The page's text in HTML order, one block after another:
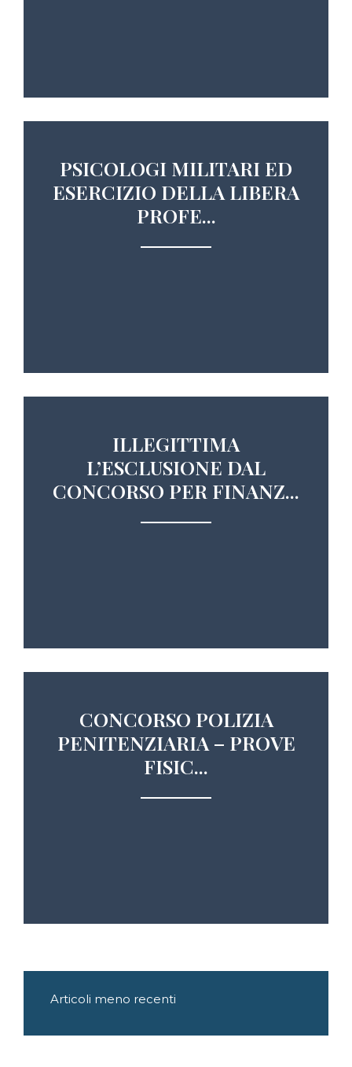
PSICOLOGI MILITARI ED
ESERCIZIO DELLA LIBERA
PROFE...
ILLEGITTIMA
L’ESCLUSIONE DAL
CONCORSO PER FINANZ...
CONCORSO POLIZIA
PENITENZIARIA – PROVE
FISIC...
articoli
Articoli meno recenti